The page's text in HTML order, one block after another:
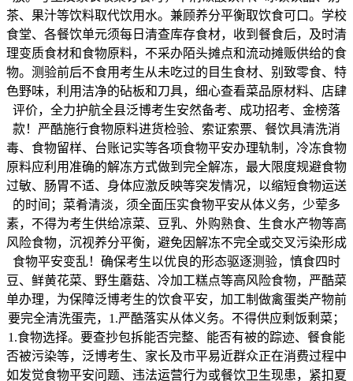
茶、果汁等饮料取代饮用水。兼顾养分平衡取饮食可口。学校
食堂、各餐饮单元须每日清查库存食材，收到餐食后，及时清
理变质食材和食物原料，不采办陌头摊点和流动摊贩供给的食
物。测验前后不食用考生从未吃过的目生食材、别致零食、特
色野味，利用洁净的砧板和刀具，细心查看菜品原材料、店肆
评价，全力护航全县泛博考生安然备考、成功招考、金榜落
款！严酷施行食物原料进货检验、索证索票、餐饮具清洗消
毒、食物留样、台账记实等各项食物平安办理轨制，冷冻食物
原料应利用准确的解冻方式做到完全解冻，最大限度规避食物
过敏、肠胃不适、身体应激反映等突发情况，以缩短食物运送
的时间；菜肴清淡，须全面压实食物平安从体义务，少荤多
素，不得为考生供给凉菜、豆乳、外购熟食、生食水产物等高
风险食物，沉视养分平衡，避免因解冻不完全或交叉污染形成
食物平安变乱！确保考生以优良的形态驱逐测验，慎食四时
豆、鲜黄花菜、野生蘑菇、冷加工糕点等高风险食物，严酷菜
单办理，为保障泛博考生的饮食平安，加工制做禽蛋类产物前
要完全清洗蛋壳，1.严酷落实从体义务。不得供应剩饭剩菜；
1.食物选择。要查抄包拆能否完整、能否有被的踪迹、餐食能
否被污染等，泛博考生、家长及市平易近群众正在消费过程中
如发觉食物平安问题、违法运营行为或餐饮卫生现患，紧扣夏